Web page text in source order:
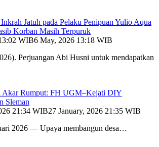
Jatuh pada Pelaku Penipuan Yulio Aqua
Korban Masih Terpuruk
WIB6 May, 2026 13:18 WIB
Perjuangan Abi Husni untuk mendapatkan
Akar Rumput: FH UGM–Kejati DIY
Sleman
21:34 WIB27 January, 2026 21:35 WIB
2026 — Upaya membangun desa…